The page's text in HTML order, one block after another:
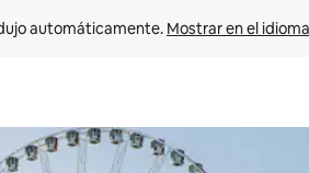
automáticamente. Mostrar en el